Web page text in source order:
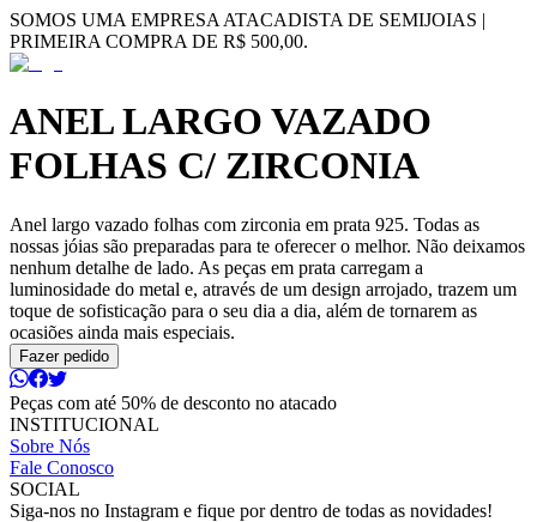
SOMOS UMA EMPRESA ATACADISTA DE SEMIJOIAS |
PRIMEIRA COMPRA DE R$ 500,00.
ANEL LARGO VAZADO
FOLHAS C/ ZIRCONIA
Anel largo vazado folhas com zirconia em prata 925. Todas as
nossas jóias são preparadas para te oferecer o melhor. Não deixamos
nenhum detalhe de lado. As peças em prata carregam a
luminosidade do metal e, através de um design arrojado, trazem um
toque de sofisticação para o seu dia a dia, além de tornarem as
ocasiões ainda mais especiais.
Fazer pedido
Peças com até 50% de desconto no atacado
INSTITUCIONAL
Sobre Nós
Fale Conosco
SOCIAL
Siga-nos no Instagram e fique por dentro de todas as novidades!